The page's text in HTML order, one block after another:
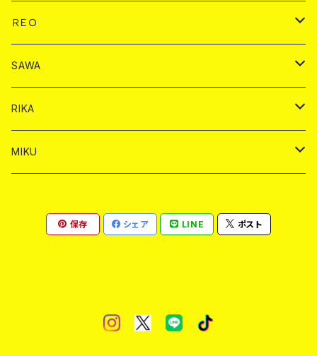
ヤードグラス
ドリンク
シャンパン
チェキ
ドリンク
シャンパン
ヤードグラス
チェキ
バイカ
ドリンク
ショット
シャンパン
ヤードグラス
チェキ
ＲＥＯ
ドリンク
シャンパン
ショット
ヤードグラス
バイカ
チェキ
SAWA
ドリンク
シャンパン
バイカ
RIKA
ドリンク
MIKU
シャンパン
保存 シェア LINE ポスト